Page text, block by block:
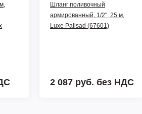
Шланг поливочный
армированный, 1/2", 25 м,
Luxe Palisad (67601)
2 087 руб. без НДС